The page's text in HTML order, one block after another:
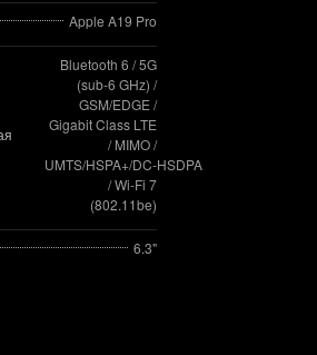
Apple A19 Pro
Bluetooth 6 / 5G
(sub‑6 GHz) /
GSM/EDGE /
Gigabit Class LTE
/ MIMO /
UMTS/HSPA+/DC‑HSDPA
/ Wi‑Fi 7
(802.11be)
6.3"